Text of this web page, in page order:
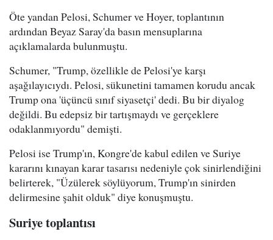
Öte yandan Pelosi, Schumer ve Hoyer, toplantının
ardından Beyaz Saray'da basın mensuplarına
açıklamalarda bulunmuştu.
Schumer, "Trump, özellikle de Pelosi'ye karşı
aşağılayıcıydı. Pelosi, sükunetini tamamen korudu ancak
Trump ona 'üçüncü sınıf siyasetçi' dedi. Bu bir diyalog
değildi. Bu edepsiz bir tartışmaydı ve gerçeklere
odaklanmıyordu" demişti.
Pelosi ise Trump'ın, Kongre'de kabul edilen ve Suriye
kararını kınayan karar tasarısı nedeniyle çok sinirlendiğini
belirterek, "Üzülerek söylüyorum, Trump'ın sinirden
delirmesine şahit olduk" diye konuşmuştu.
Suriye toplantısı